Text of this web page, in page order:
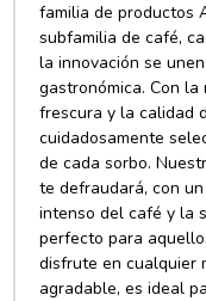
familia de productos
subfamilia de café,
la innovación se
gastronómica. Con la
frescura y la calidad
cuidadosamente
de cada sorbo.
te defraudará, con
intenso del café y la
perfecto para
disfrute en cualquier
agradable, es ideal